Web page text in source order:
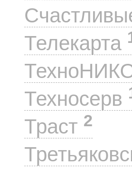
Телекарта
Техносерв
Траст 2